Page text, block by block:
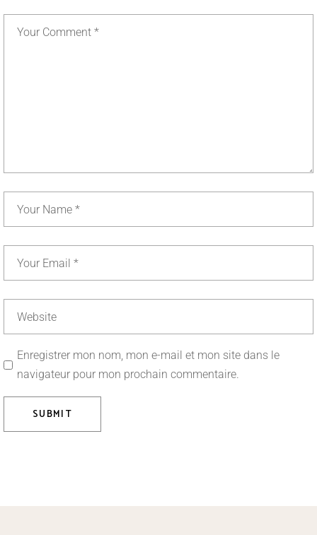
Enregistrer mon nom, mon e-mail et mon site dans le
navigateur pour mon prochain commentaire.
SUBMIT